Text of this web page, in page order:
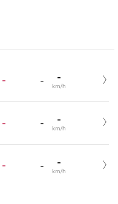
- - -
km/h
- - -
km/h
- - -
km/h